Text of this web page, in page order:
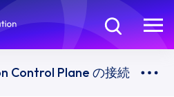
Control Plane の接続